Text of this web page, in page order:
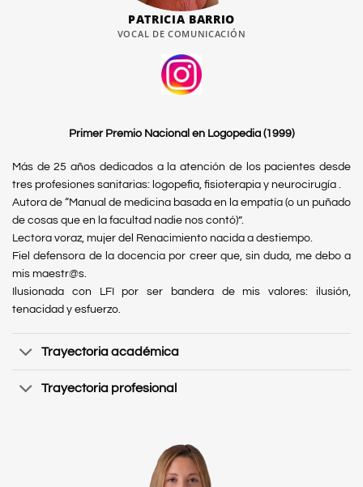
PATRICIA BARRIO
VOCAL DE COMUNICACIÓN
Primer Premio Nacional en Logopedia (1999)
Más de 25 años dedicados a la atención de los pacientes desde
tres profesiones sanitarias: logopefia, fisioterapia y neurocirugía .
Autora de “Manual de medicina basada en la empatía (o un puñado
de cosas que en la facultad nadie nos contó)”.
Lectora voraz, mujer del Renacimiento nacida a destiempo.
Fiel defensora de la docencia por creer que, sin duda, me debo a
mis maestr@s.
Ilusionada con LFI por ser bandera de mis valores: ilusión,
tenacidad y esfuerzo.
Trayectoria académica
Trayectoria profesional